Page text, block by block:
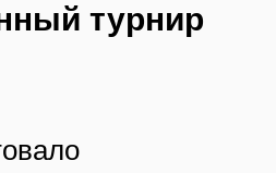
турнир